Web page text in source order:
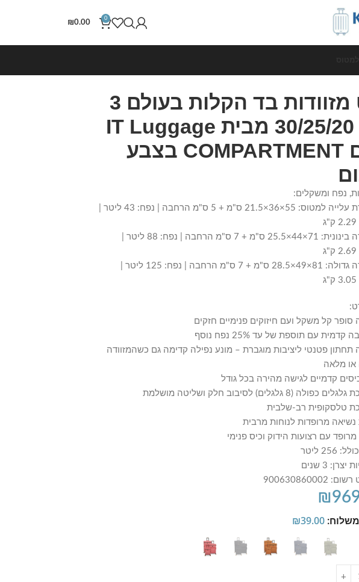
0
₪0.00
סט מזוודות בד הקלות בעולם 3
יח' 30/25/20 מבית IT Luggage
דגם COMPARTMENT בצבע
נפח ומשקלים:
– מזוודת עלייה למטוס: 55×36×21.5 ס"מ + 5 ס"מ הרחבה | נפח: 43 ליטר |
– מזוודה בינונית: 71×44×25.5 ס"מ + 7 ס"מ הרחבה | נפח: 88 ליטר |
– מזוודה גדולה: 81×49×28.5 ס"מ + 7 ס"מ הרחבה | נפח: 125 ליטר |
סופר קל משקל ועם חיזוקים פנימיים חזקים
עם תוספת של עד 25% נפח נוסף
תחתון פטנטי ליציבות מוגברת – מונע נפילה קדימה גם כשהמזוודה
או מלאה
קדמיים לגישה מהירה בכל גודל
(8 גלגלים) לסיבוב חלק ושליטה מושלמת
טלסקופית רב-שלבית
נשיאה מרופדות לנוחות מרבית
עם רצועות הידוק וכיס פנימי
ליטר
3 שנים
₪
₪39.00